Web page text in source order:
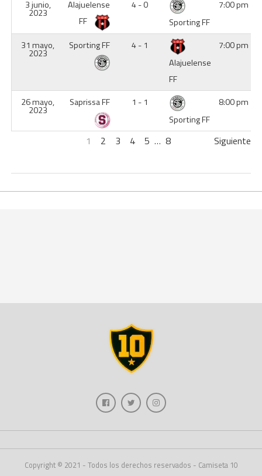
3 junio,
2023
Alajuelense
FF
4 - 0
Sporting FF
7:00 pm
31 mayo,
2023
Sporting FF
4 - 1
Alajuelense
FF
7:00 pm
26 mayo,
2023
Saprissa FF
1 - 1
Sporting FF
8:00 pm
1 2 3 4 5 … 8 Siguiente
Copyright © 2021 - Todos los derechos reservados - Camiseta 10